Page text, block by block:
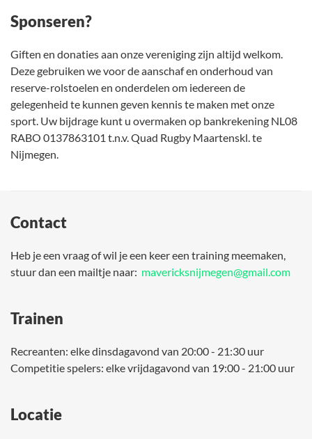
Sponseren?
Giften en donaties aan onze vereniging zijn altijd welkom.
Deze gebruiken we voor de aanschaf en onderhoud van
reserve-rolstoelen en onderdelen om iedereen de
gelegenheid te kunnen geven kennis te maken met onze
sport. Uw bijdrage kunt u overmaken op bankrekening NL08
RABO 0137863101 t.n.v. Quad Rugby Maartenskl. te
Nijmegen.
Contact
Heb je een vraag of wil je een keer een training meemaken,
stuur dan een mailtje naar: mavericksnijmegen@gmail.com
Trainen
Recreanten: elke dinsdagavond van 20:00 - 21:30 uur
Competitie spelers: elke vrijdagavond van 19:00 - 21:00 uur
Locatie